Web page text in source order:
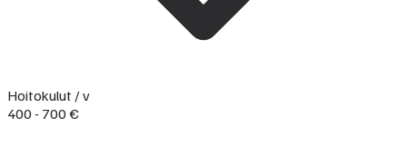
Hoitokulut / v
400 - 700 €